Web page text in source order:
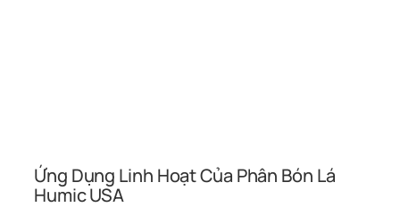
Ứng Dụng Linh Hoạt Của Phân Bón Lá
Humic USA